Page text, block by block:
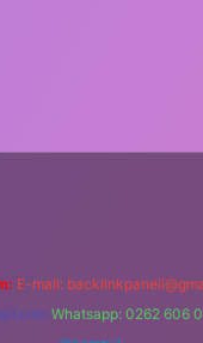
E-mail:
Whatsapp: 0262 606